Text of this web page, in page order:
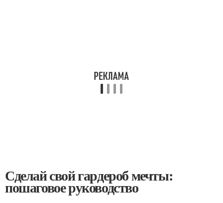
Сделай свой гардероб мечты:
пошаговое руководство